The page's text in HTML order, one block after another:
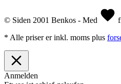
© Siden 2001 Benkos - Med
* Alle priser er inkl. moms plus
Anmelden